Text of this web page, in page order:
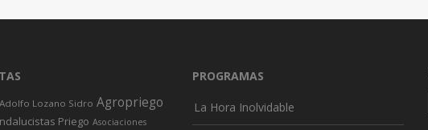
Adolfo Lozano Sidro Agropriego
Priego Asociaciones
PROGRAMAS
La Hora Inolvidable